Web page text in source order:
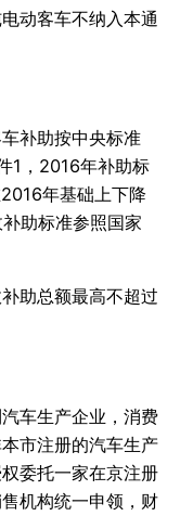
动客车不纳入本通
补助按中央标准
1，2016年补助标
年基础上下降
助标准参照国家
助总额最高不超过
车生产企业，消费
市注册的汽车生产
委托一家在京注册
机构统一申领，财